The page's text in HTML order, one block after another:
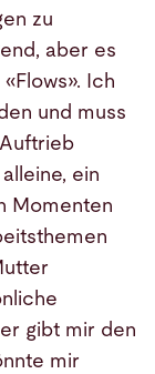
zu
aber es
Ich
und muss
ein
Momenten
gibt mir den
mir